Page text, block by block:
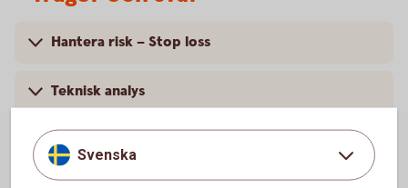
Hantera risk – Stop loss
Teknisk analys
Trend, trendlinjer och trendkanaler
Svenska